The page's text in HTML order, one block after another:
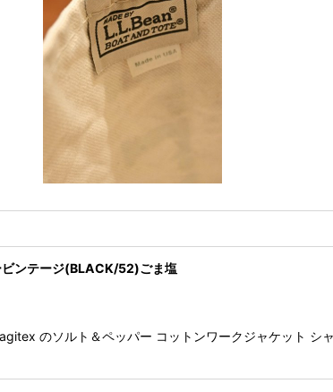
ンテージ(BLACK/52)ごま塩
のソルト＆ペッパー コットンワークジャケット シ